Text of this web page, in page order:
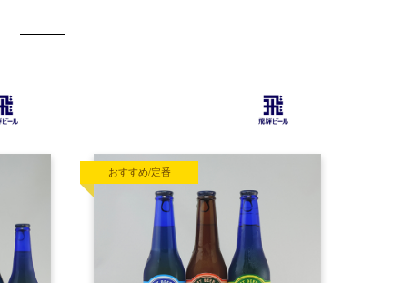
おすすめ/定番